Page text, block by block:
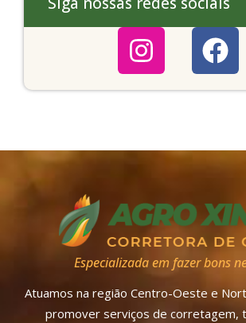
Especializada em fazer bons
Atuamos na região Centro-Oeste e
promover serviços de corretagem,